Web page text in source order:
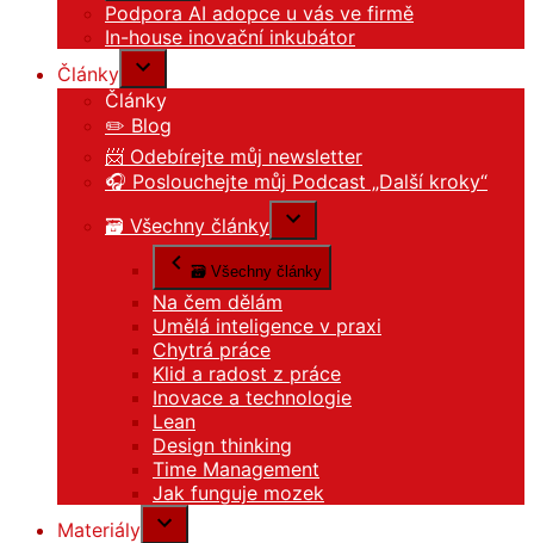
Podpora AI adopce u vás ve firmě
In-house inovační inkubátor
Články
Články
✏️ Blog
📨 Odebírejte můj newsletter
🎧 Poslouchejte můj Podcast „Další kroky“
🗃️ Všechny články
🗃️ Všechny články
Na čem dělám
Umělá inteligence v praxi
Chytrá práce
Klid a radost z práce
Inovace a technologie
Lean
Design thinking
Time Management
Jak funguje mozek
Materiály